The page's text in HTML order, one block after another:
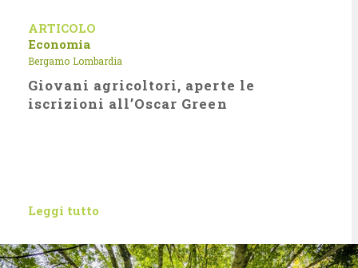
ARTICOLO
Economia
Bergamo Lombardia
Giovani agricoltori, aperte le
iscrizioni all’Oscar Green
Leggi tutto